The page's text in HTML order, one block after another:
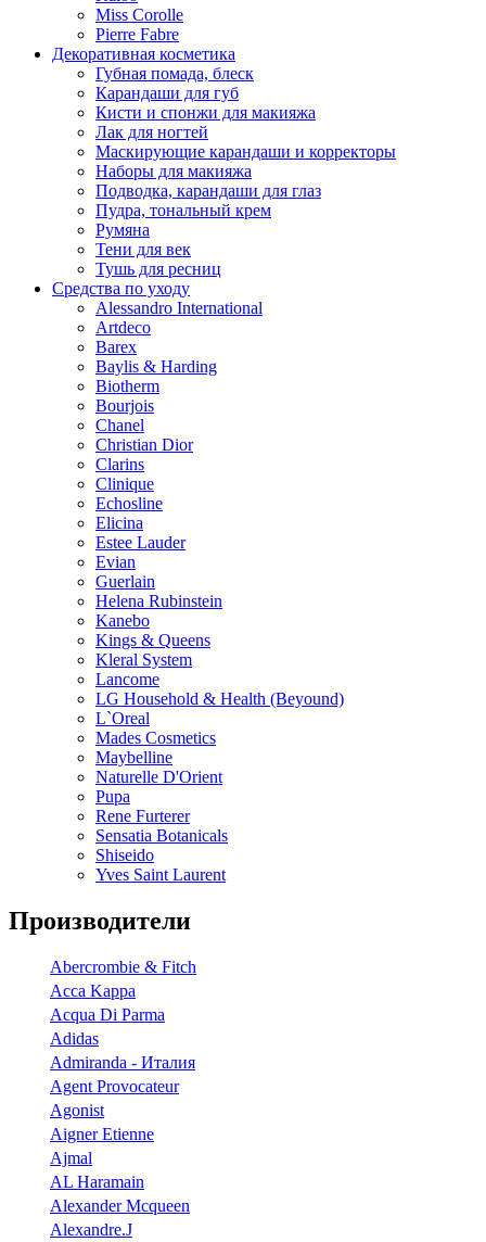
Miss Corolle
Pierre Fabre
Декоративная косметика
Губная помада, блеск
Карандаши для губ
Кисти и спонжи для макияжа
Лак для ногтей
Маскирующие карандаши и корректоры
Наборы для макияжа
Подводка, карандаши для глаз
Пудра, тональный крем
Румяна
Тени для век
Тушь для ресниц
Средства по уходу
Alessandro International
Artdeco
Barex
Baylis & Harding
Biotherm
Bourjois
Chanel
Christian Dior
Clarins
Clinique
Echosline
Elicina
Estee Lauder
Evian
Guerlain
Helena Rubinstein
Kanebo
Kings & Queens
Kleral System
Lancome
LG Household & Health (Beyound)
L`Oreal
Mades Cosmetics
Maybelline
Naturelle D'Orient
Pupa
Rene Furterer
Sensatia Botanicals
Shiseido
Yves Saint Laurent
Производители
Abercrombie & Fitch
Acca Kappa
Acqua Di Parma
Adidas
Admiranda - Италия
Agent Provocateur
Agonist
Aigner Etienne
Ajmal
AL Haramain
Alexander Mcqueen
Alexandre.J